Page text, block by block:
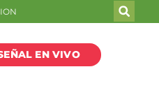
EN VIVO